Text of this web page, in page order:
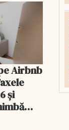
Airbnb
și